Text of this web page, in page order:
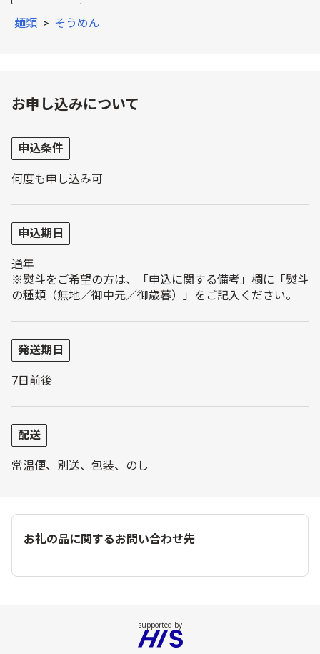
麺類 > そうめん
お申し込みについて
申込条件
何度も申し込み可
申込期日
通年
※熨斗をご希望の方は、「申込に関する備考」欄に「熨斗
の種類（無地／御中元／御歳暮）」をご記入ください。
発送期日
7日前後
配送
常温便、別送、包装、のし
お礼の品に関するお問い合わせ先